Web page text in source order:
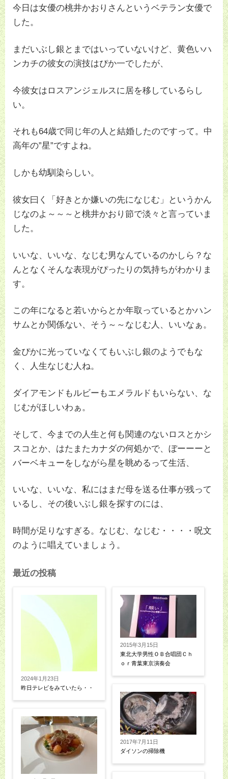
今日は女優の桃井かおりさんというベテラン女優で
した。
まだいぶし銀とまではいっていないけど、黄色いハ
ンカチの彼女の演技はぴか一でしたが、
今彼女はロスアンジェルスに居を移しているらし
い。
それも64歳で同じ年の人と結婚したのですって。中
高年の”星”ですよね。
しかも幼馴染らしい。
彼女曰く「好きとか嫌いの先になじむ」というかん
じなのよ～～～と桃井かおり節で淡々と言っていま
した。
いいな、いいな、なじむ男なんているのかしら？な
んとなくそんな表現がぴったりの気持ちがわかりま
す。
この年になると若いからとか年取っているとかハン
サムとか関係ない、そう～～なじむ人、いいなぁ。
金ぴかに光っていなくてもいぶし銀のようでもな
く、人生なじむ人ね。
ダイアモンドもルビーもエメラルドもいらない、な
じむがほしいわぁ。
そして、今までの人生と何も関連のないロスとかシ
スコとか、はたまたカナダの何処かで、ぼーーーと
バーベキューをしながら星を眺めるって生活、
いいな、いいな、私にはまだ母を送る仕事が残って
いるし、その後いぶし銀を探すのには、
時間が足りなすぎる。なじむ、なじむ・・・・呪文
のように唱えていましょう。
最近の投稿
2024年1月23日
昨日テレビをみていたら・・
2015年3月15日
東北大学男性ＯＢ合唱団Ｃｈ
ｏｒ青葉東京演奏会
2017年7月11日
ダイソンの掃除機